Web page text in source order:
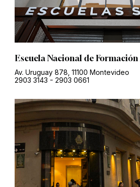
Escuela Nacional de
Av. Uruguay 878, 11100 Montevideo
2903 3143 - 2903 0661